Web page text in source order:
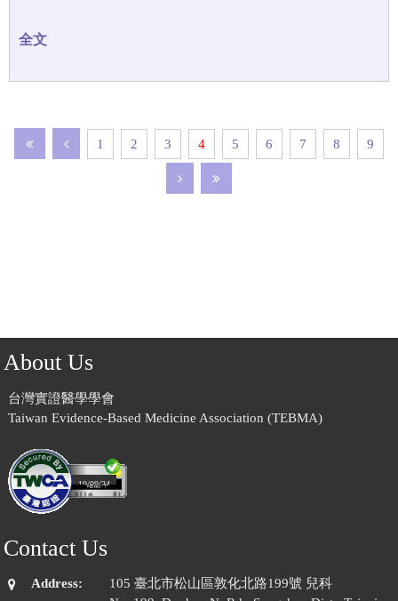
1 2 3 4 5 6 7 8 9
About Us
台灣實證醫學學會
Taiwan Evidence-Based Medicine Association (TEBMA)
19/09/24
Contact Us
Address:
105 臺北市松山區敦化北路199號 兒科